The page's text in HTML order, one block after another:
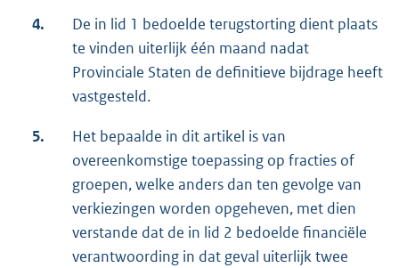
4.
De in lid 1 bedoelde terugstorting dient plaats
te vinden uiterlijk één maand nadat
Provinciale Staten de definitieve bijdrage heeft
vastgesteld.
5.
Het bepaalde in dit artikel is van
overeenkomstige toepassing op fracties of
groepen, welke anders dan ten gevolge van
verkiezingen worden opgeheven, met dien
verstande dat de in lid 2 bedoelde financiële
verantwoording in dat geval uiterlijk twee